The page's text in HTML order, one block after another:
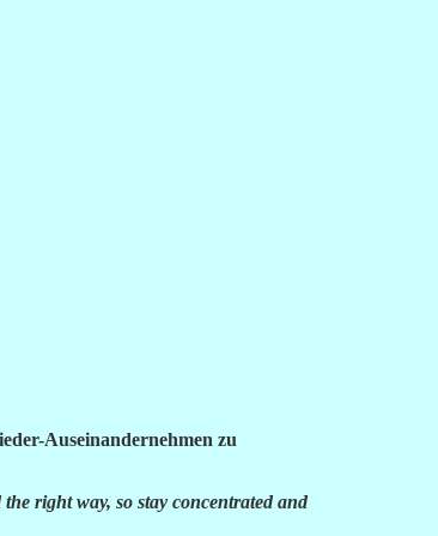
Auseinandernehmen zu
right way, so stay concentrated and